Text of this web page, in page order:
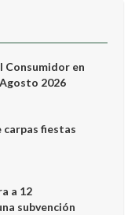
Consumidor en
2026
carpas fiestas
a 12
subvención